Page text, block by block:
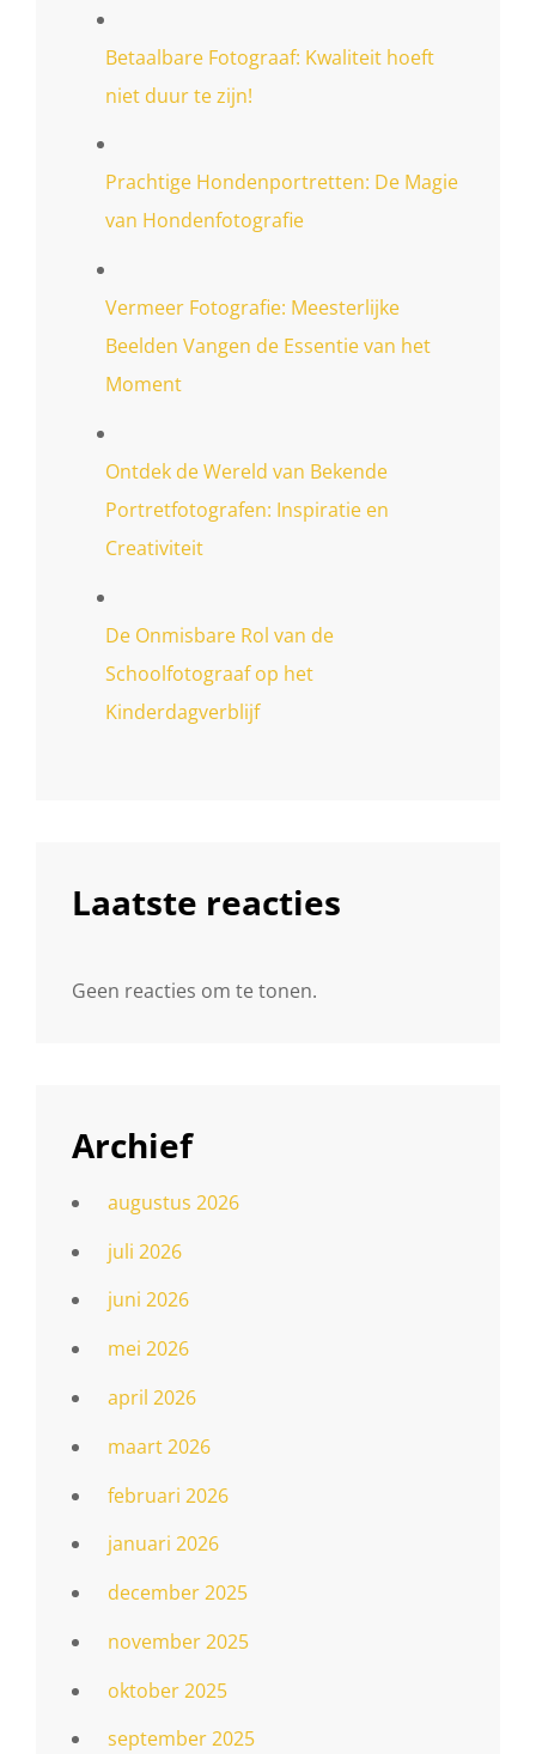
Betaalbare Fotograaf: Kwaliteit hoeft
niet duur te zijn!
Prachtige Hondenportretten: De Magie
van Hondenfotografie
Vermeer Fotografie: Meesterlijke
Beelden Vangen de Essentie van het
Moment
Ontdek de Wereld van Bekende
Portretfotografen: Inspiratie en
Creativiteit
De Onmisbare Rol van de
Schoolfotograaf op het
Kinderdagverblijf
Laatste reacties
Geen reacties om te tonen.
Archief
augustus 2026
juli 2026
juni 2026
mei 2026
april 2026
maart 2026
februari 2026
januari 2026
december 2025
november 2025
oktober 2025
september 2025